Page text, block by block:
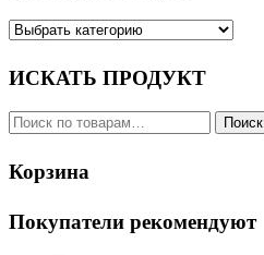
ИСКАТЬ ПРОДУКТ
Искать: Поиск
Корзина
Покупатели рекомендуют